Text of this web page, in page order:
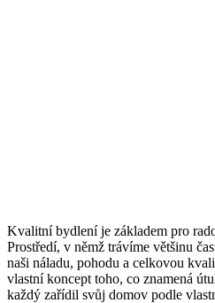
Kvalitní bydlení je základem pro
Prostředí, v němž trávíme většinu
naši náladu, pohodu a celkovou
vlastní koncept toho, co znamená
každý zařídil svůj domov podle